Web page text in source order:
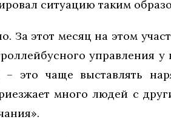
ситуацию таким
За этот месяц на этом
управления
это чаще выставлять
много людей с